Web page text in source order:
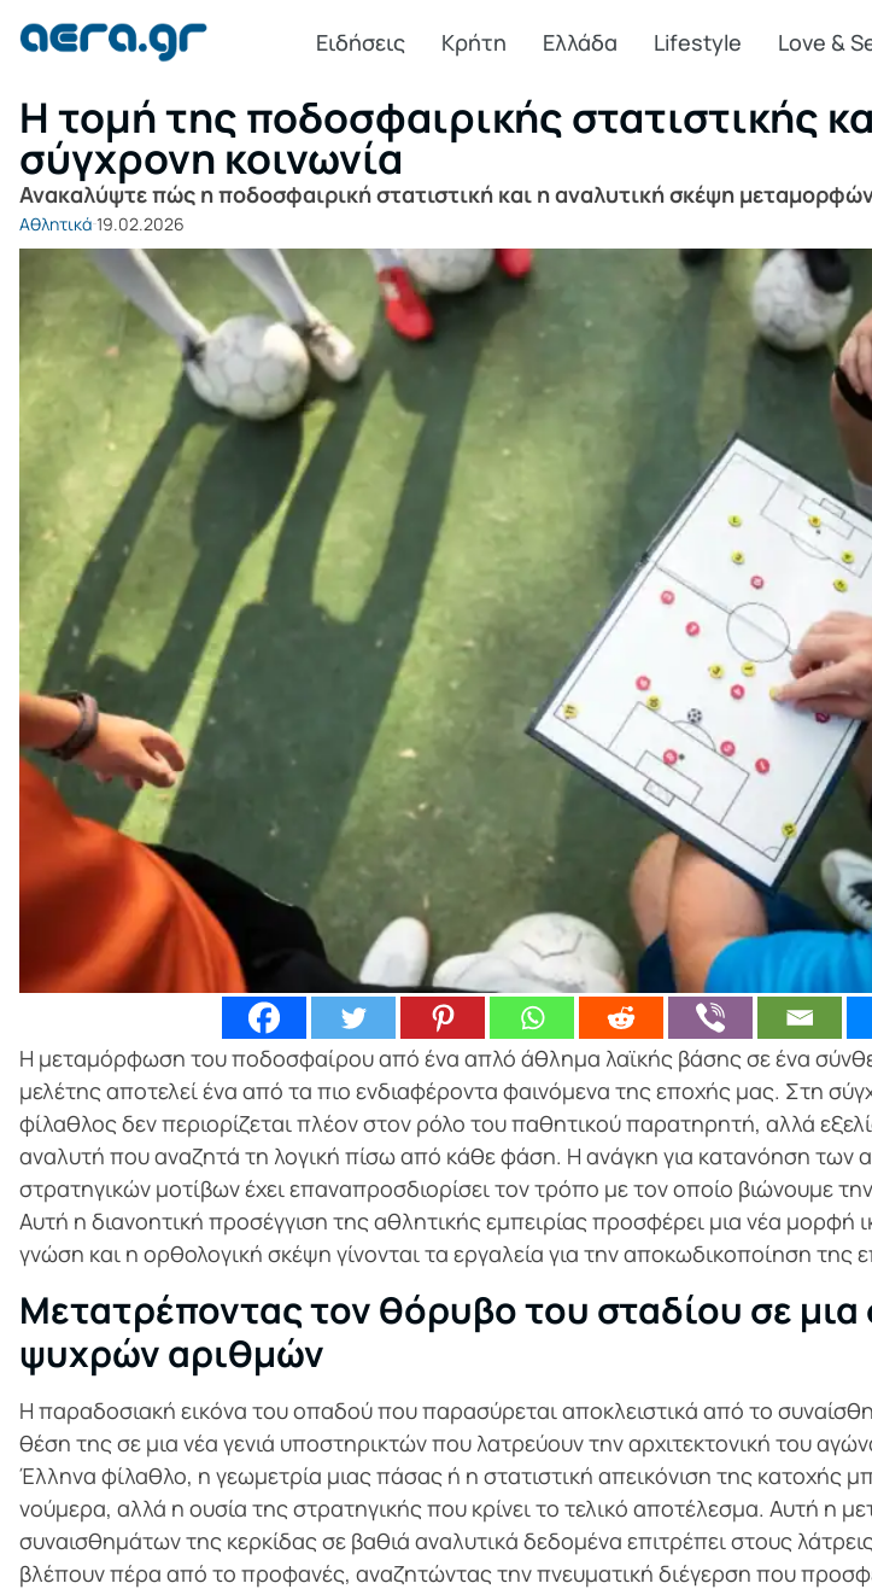
Ειδήσεις Κρήτη Ελλάδα Lifestyle Love &
Η τομή της ποδοσφαιρικής στατιστικής
σύγχρονη κοινωνία
Ανακαλύψτε πώς η ποδοσφαιρική στατιστική και η αναλυτική σκέψη
Αθλητικά 19.02.2026
Η μεταμόρφωση του ποδοσφαίρου από ένα απλό άθλημα λαϊκής βάσης σε ένα
μελέτης αποτελεί ένα από τα πιο ενδιαφέροντα φαινόμενα της εποχής μας. Στη
φίλαθλος δεν περιορίζεται πλέον στον ρόλο του παθητικού παρατηρητή, αλλά
αναλυτή που αναζητά τη λογική πίσω από κάθε φάση. Η ανάγκη για κατανόηση των
στρατηγικών μοτίβων έχει επαναπροσδιορίσει τον τρόπο με τον οποίο βιώνουμε
Αυτή η διανοητική προσέγγιση της αθλητικής εμπειρίας προσφέρει μια νέα μορφή
γνώση και η ορθολογική σκέψη γίνονται τα εργαλεία για την αποκωδικοποίηση της
Μετατρέποντας τον θόρυβο του σταδίου σε
ψυχρών αριθμών
Η παραδοσιακή εικόνα του οπαδού που παρασύρεται αποκλειστικά από το
θέση της σε μια νέα γενιά υποστηρικτών που λατρεύουν την αρχιτεκτονική του
Έλληνα φίλαθλο, η γεωμετρία μιας πάσας ή η στατιστική απεικόνιση της κατοχής
νούμερα, αλλά η ουσία της στρατηγικής που κρίνει το τελικό αποτέλεσμα. Αυτή η
συναισθημάτων της κερκίδας σε βαθιά αναλυτικά δεδομένα επιτρέπει στους
βλέπουν πέρα από το προφανές, αναζητώντας την πνευματική διέγερση που